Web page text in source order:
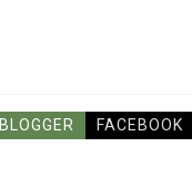
BLOGGER FACEBOOK